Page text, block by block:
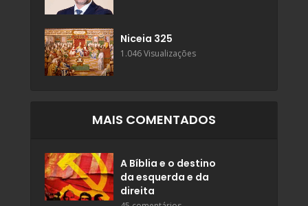
Niceia 325
1.046 Visualizações
MAIS COMENTADOS
A Bíblia e o destino
da esquerda e da
direita